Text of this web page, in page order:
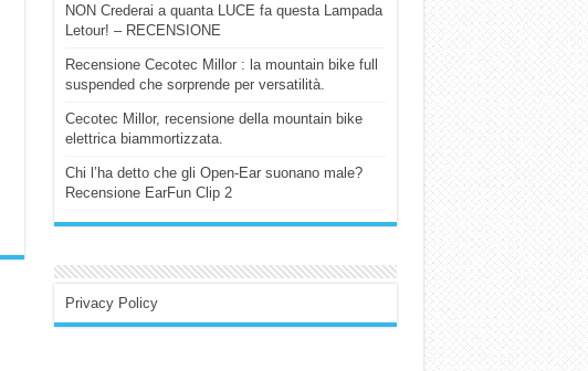
NON Crederai a quanta LUCE fa questa Lampada
Letour! – RECENSIONE
Recensione Cecotec Millor : la mountain bike full
suspended che sorprende per versatilità.
Cecotec Millor, recensione della mountain bike
elettrica biammortizzata.
Chi l’ha detto che gli Open-Ear suonano male?
Recensione EarFun Clip 2
Privacy Policy